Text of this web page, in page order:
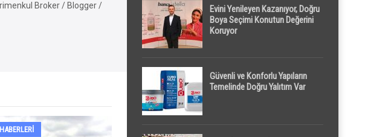
Broker / Blogger /
Evini Yenileyen Kazanıyor, Doğru
Boya Seçimi Konutun Değerini
Koruyor
Güvenli ve Konforlu Yapıların
Temelinde Doğru Yalıtım Var